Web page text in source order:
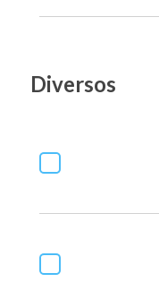
Diversos